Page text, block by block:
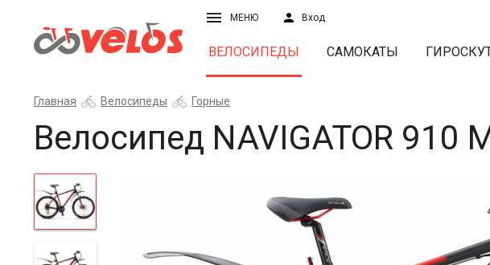
МЕНЮ Вход
ВЕЛОСИПЕДЫ САМОКАТЫ
Главная Велосипеды Горные
Велосипед NAVIGATOR